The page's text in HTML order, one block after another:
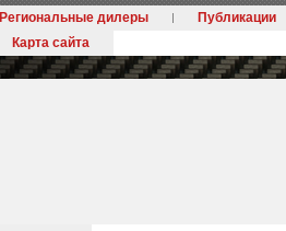
Региональные дилеры
Публикации
Карта сайта